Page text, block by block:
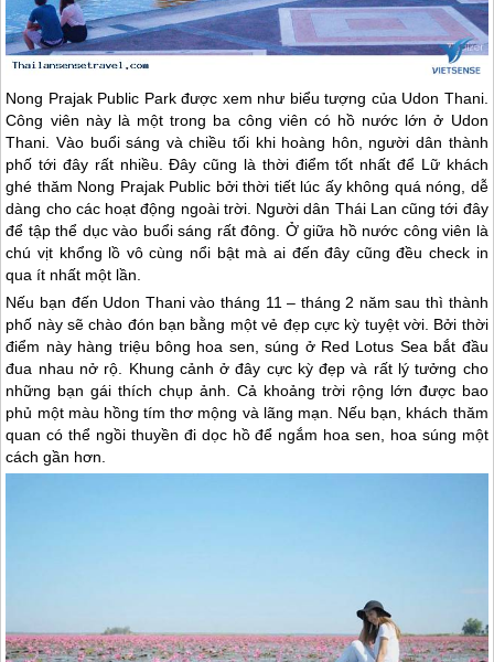
Nong Prajak Public Park được xem như biểu tượng của Udon Thani.
Công viên này là một trong ba công viên có hồ nước lớn ở Udon
Thani. Vào buổi sáng và chiều tối khi hoàng hôn, người dân thành
phố tới đây rất nhiều. Đây cũng là thời điểm tốt nhất để Lữ khách
ghé thăm Nong Prajak Public bởi thời tiết lúc ấy không quá nóng, dễ
dàng cho các hoạt động ngoài trời. Người dân Thái Lan cũng tới đây
để tập thể dục vào buổi sáng rất đông. Ở giữa hồ nước công viên là
chú vịt khổng lồ vô cùng nổi bật mà ai đến đây cũng đều check in
qua ít nhất một lần.
Nếu bạn đến Udon Thani vào tháng 11 – tháng 2 năm sau thì thành
phố này sẽ chào đón bạn bằng một vẻ đẹp cực kỳ tuyệt vời. Bởi thời
điểm này hàng triệu bông hoa sen, súng ở Red Lotus Sea bắt đầu
đua nhau nở rộ. Khung cảnh ở đây cực kỳ đẹp và rất lý tưởng cho
những bạn gái thích chụp ảnh. Cả khoảng trời rộng lớn được bao
phủ một màu hồng tím thơ mộng và lãng mạn. Nếu bạn, khách thăm
quan có thể ngồi thuyền đi dọc hồ để ngắm hoa sen, hoa súng một
cách gần hơn.